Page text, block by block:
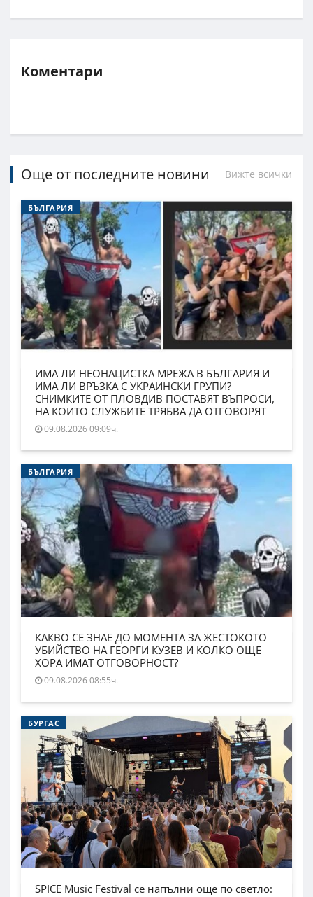
Коментари
Още от последните новини Вижте всички
БЪЛГАРИЯ
ИМА ЛИ НЕОНАЦИСТКА МРЕЖА В БЪЛГАРИЯ И
ИМА ЛИ ВРЪЗКА С УКРАИНСКИ ГРУПИ?
СНИМКИТЕ ОТ ПЛОВДИВ ПОСТАВЯТ ВЪПРОСИ,
НА КОИТО СЛУЖБИТЕ ТРЯБВА ДА ОТГОВОРЯТ
09.08.2026 09:09ч.
БЪЛГАРИЯ
КАКВО СЕ ЗНАЕ ДО МОМЕНТА ЗА ЖЕСТОКОТО
УБИЙСТВО НА ГЕОРГИ КУЗЕВ И КОЛКО ОЩЕ
ХОРА ИМАТ ОТГОВОРНОСТ?
09.08.2026 08:55ч.
БУРГАС
SPICE Music Festival се напълни още по светло: